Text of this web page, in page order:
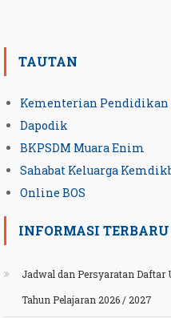
TAUTAN
Kementerian Pendidikan
Dapodik
BKPSDM Muara Enim
Sahabat Keluarga
Online BOS
INFORMASI TERBARU
Jadwal dan Persyaratan Daftar
Tahun Pelajaran 2026 / 2027